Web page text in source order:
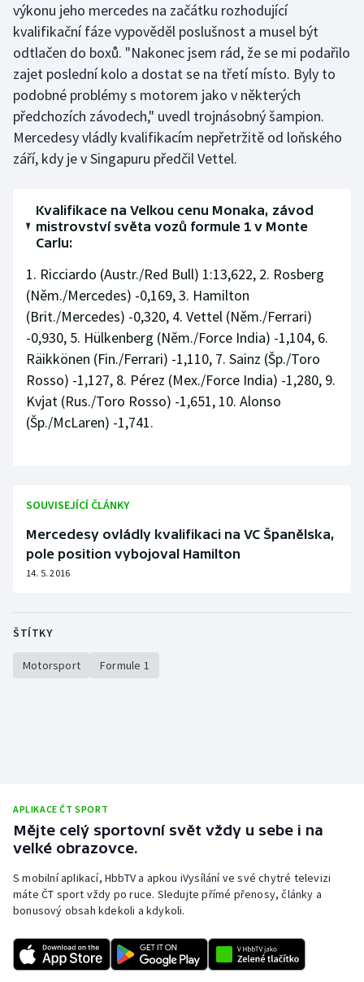
Parasport
Plavání
Plážový volejbal
Ragby
Rychlostní kanoistika
Sportovní střelba
Stolní tenis
Triatlon
Veslování
Ostatní
výkonu jeho mercedes na začátku rozhodující
kvalifikační fáze vypověděl poslušnost a musel být
odtlačen do boxů. "Nakonec jsem rád, že se mi podařilo
zajet poslední kolo a dostat se na třetí místo. Byly to
podobné problémy s motorem jako v některých
předchozích závodech," uvedl trojnásobný šampion.
Mercedesy vládly kvalifikacím nepřetržitě od loňského
září, kdy je v Singapuru předčil Vettel.
Kvalifikace na Velkou cenu Monaka, závod
mistrovství světa vozů formule 1 v Monte
Carlu:
1. Ricciardo (Austr./Red Bull) 1:13,622, 2. Rosberg
(Něm./Mercedes) -0,169, 3. Hamilton
(Brit./Mercedes) -0,320, 4. Vettel (Něm./Ferrari)
-0,930, 5. Hülkenberg (Něm./Force India) -1,104, 6.
Räikkönen (Fin./Ferrari) -1,110, 7. Sainz (Šp./Toro
Rosso) -1,127, 8. Pérez (Mex./Force India) -1,280, 9.
Kvjat (Rus./Toro Rosso) -1,651, 10. Alonso
(Šp./McLaren) -1,741.
SOUVISEJÍCÍ ČLÁNKY
Mercedesy ovládly kvalifikaci na VC Španělska,
pole position vybojoval Hamilton
14. 5. 2016
ŠTÍTKY
Motorsport Formule 1
APLIKACE ČT SPORT
Mějte celý sportovní svět vždy u sebe i na
velké obrazovce.
S mobilní aplikací, HbbTV a apkou iVysílání ve své chytré televizi
máte ČT sport vždy po ruce. Sledujte přímé přenosy, články a
bonusový obsah kdekoli a kdykoli.